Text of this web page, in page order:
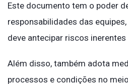
Este documento tem o poder
responsabilidades das
deve antecipar riscos inerentes
Além disso, também adota
processos e condições no